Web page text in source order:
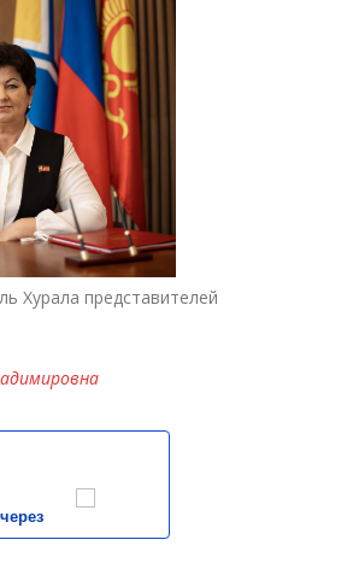
Хурала представителей